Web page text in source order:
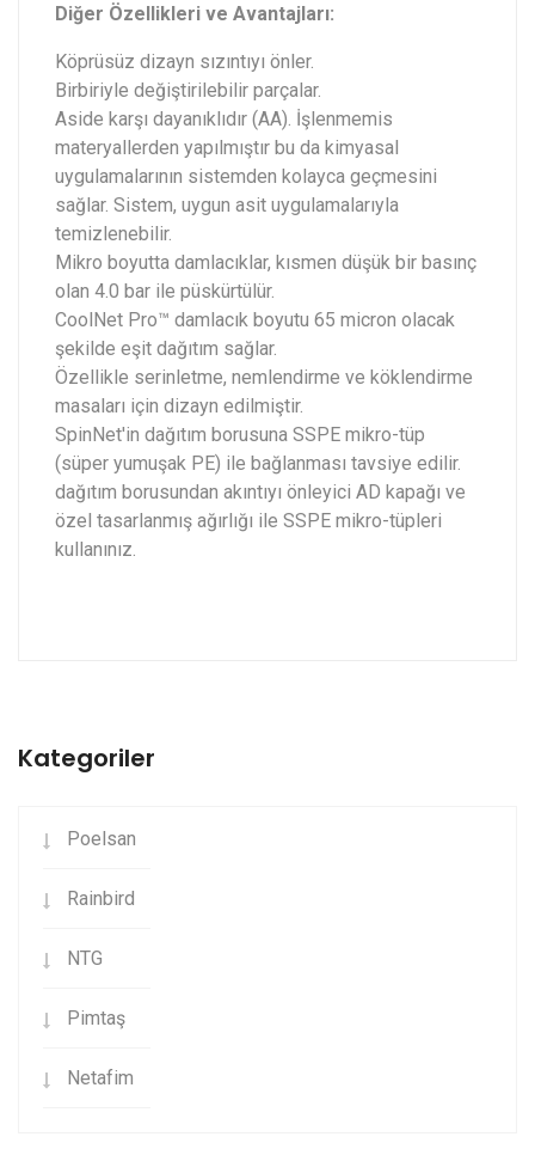
Diğer Özellikleri ve Avantajları:
Köprüsüz dizayn sızıntıyı önler.
Birbiriyle değiştirilebilir parçalar.
Aside karşı dayanıklıdır (AA). İşlenmemis
materyallerden yapılmıştır bu da kimyasal
uygulamalarının sistemden kolayca geçmesini
sağlar. Sistem, uygun asit uygulamalarıyla
temizlenebilir.
Mikro boyutta damlacıklar, kısmen düşük bir basınç
olan 4.0 bar ile püskürtülür.
CoolNet Pro™ damlacık boyutu 65 micron olacak
şekilde eşit dağıtım sağlar.
Özellikle serinletme, nemlendirme ve köklendirme
masaları için dizayn edilmiştir.
SpinNet'in dağıtım borusuna SSPE mikro-tüp
(süper yumuşak PE) ile bağlanması tavsiye edilir.
dağıtım borusundan akıntıyı önleyici AD kapağı ve
özel tasarlanmış ağırlığı ile SSPE mikro-tüpleri
kullanınız.
Kategoriler
Poelsan
Rainbird
NTG
Pimtaş
Netafim